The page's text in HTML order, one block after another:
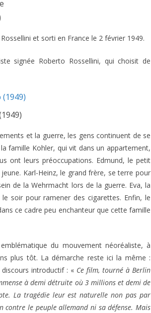
et sorti en France le 2 février 1949.
signée Roberto Rossellini, qui choisit de
et la guerre, les gens continuent de se
famille Kohler, qui vit dans un appartement,
ont leurs préoccupations. Edmund, le petit
Karl-Heinz, le grand frère, se terre pour
de la Wehrmacht lors de la guerre. Eva, la
soir pour ramener des cigarettes. Enfin, le
ce cadre peu enchanteur que cette famille
du mouvement néoréaliste, à
plus tôt. La démarche reste ici la même :
introductif : « Ce film, tourné à Berlin
à demi détruite où 3 millions et demi de
La tragédie leur est naturelle non pas par
contre le peuple allemand ni sa défense. Mais